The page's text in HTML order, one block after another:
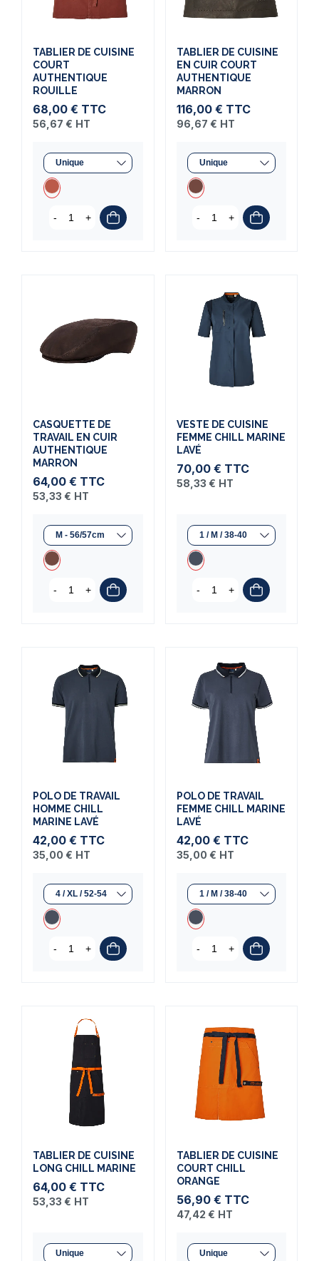
TABLIER DE CUISINE
COURT
AUTHENTIQUE
ROUILLE
68,00 € TTC
56,67 € HT
- +
TABLIER DE CUISINE
EN CUIR COURT
AUTHENTIQUE
MARRON
116,00 € TTC
96,67 € HT
- +
CASQUETTE DE
TRAVAIL EN CUIR
AUTHENTIQUE
MARRON
64,00 € TTC
53,33 € HT
- +
VESTE DE CUISINE
FEMME CHILL MARINE
LAVÉ
70,00 € TTC
58,33 € HT
- +
POLO DE TRAVAIL
HOMME CHILL
MARINE LAVÉ
42,00 € TTC
35,00 € HT
- +
POLO DE TRAVAIL
FEMME CHILL MARINE
LAVÉ
42,00 € TTC
35,00 € HT
- +
TABLIER DE CUISINE
LONG CHILL MARINE
64,00 € TTC
53,33 € HT
TABLIER DE CUISINE
COURT CHILL
ORANGE
56,90 € TTC
47,42 € HT